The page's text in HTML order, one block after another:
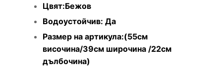
Цвят:Бежов
Водоустойчив: Да
Размер на артикула:(55см
височина/39см широчина /22см
дълбочина)